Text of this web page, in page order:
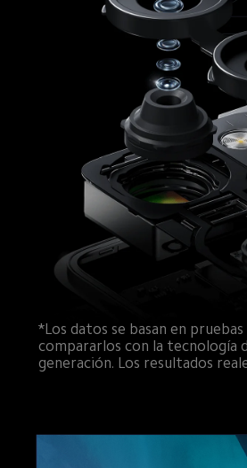
*Los datos se basan en pruebas
compararlos con la tecnología
generación. Los resultados